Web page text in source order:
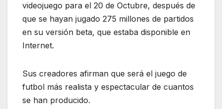
videojuego para el 20 de Octubre, después de
que se hayan jugado 275 millones de partidos
en su versión beta, que estaba disponible en
Internet.
Sus creadores afirman que será el juego de
futbol más realista y espectacular de cuantos
se han producido.